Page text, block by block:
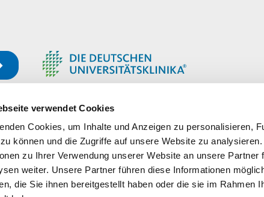
verwendet Cookies
Cookies, um Inhalte und Anzeigen zu personalisieren,
können und die Zugriffe auf unsere Website zu
zu Ihrer Verwendung unserer Website an unsere Partner
weiter. Unsere Partner führen diese Informationen
die Sie ihnen bereitgestellt haben oder die sie im Rahmen